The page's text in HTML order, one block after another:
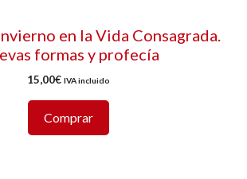
en la Vida Consagrada.
formas y profecía
15,00€ IVA incluido
Comprar